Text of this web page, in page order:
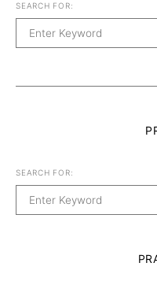
SEARCH FOR:
SEARCH FOR: